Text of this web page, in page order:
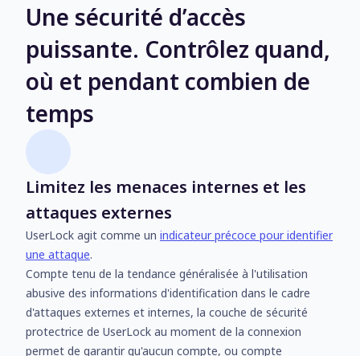
Une sécurité d’accès
puissante. Contrôlez quand,
où et pendant combien de
temps
Limitez les menaces internes et les
attaques externes
UserLock agit comme un indicateur précoce pour identifier
une attaque.
Compte tenu de la tendance généralisée à l'utilisation
abusive des informations d'identification dans le cadre
d'attaques externes et internes, la couche de sécurité
protectrice de UserLock au moment de la connexion
permet de garantir qu'aucun compte, ou compte